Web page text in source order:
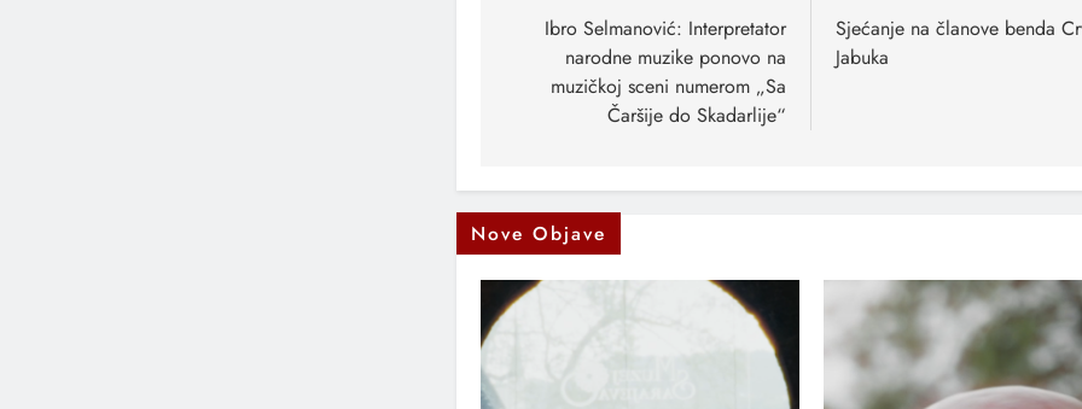
članaka
Ibro Selmanović: Interpretator
narodne muzike ponovo na
muzičkoj sceni numerom „Sa
Čaršije do Skadarlije“
Sjećanje na članove benda
Jabuka
Nove Objave